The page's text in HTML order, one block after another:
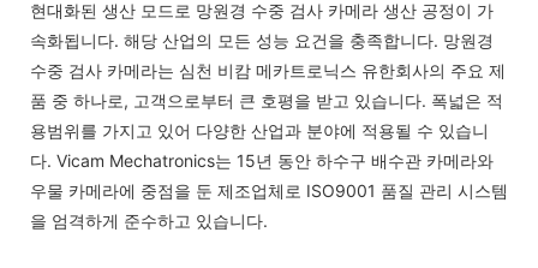
현대화된 생산 모드로 망원경 수중 검사 카메라 생산 공정이 가
속화됩니다. 해당 산업의 모든 성능 요건을 충족합니다. 망원경
수중 검사 카메라는 심천 비캄 메카트로닉스 유한회사의 주요 제
품 중 하나로, 고객으로부터 큰 호평을 받고 있습니다. 폭넓은 적
용범위를 가지고 있어 다양한 산업과 분야에 적용될 수 있습니
다. Vicam Mechatronics는 15년 동안 하수구 배수관 카메라와
우물 카메라에 중점을 둔 제조업체로 ISO9001 품질 관리 시스템
을 엄격하게 준수하고 있습니다.